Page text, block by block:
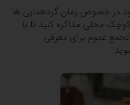
در خصوص زمان گردهمایی ها
محلی مذاکره کنید تا با
عموم برای معرفی